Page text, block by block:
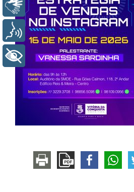
Libras
Voz
+ Acessibilidade